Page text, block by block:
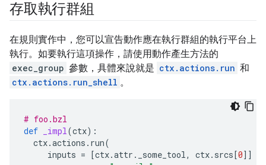
存取執行群組
在規則實作中，您可以宣告動作應在執行群組的執行平台上
執行。如要執行這項操作，請使用動作產生方法的
exec_group 參數，具體來說就是 ctx.actions.run 和
ctx.actions.run_shell 。
# foo.bzl
def
_impl(ctx):
ctx.actions . run(
inputs = [ctx.attr . _some_tool, ctx. srcs[0]]